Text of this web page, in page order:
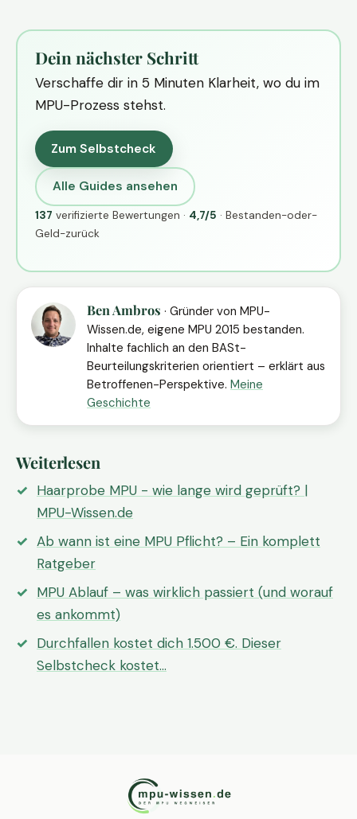
Dein nächster Schritt
Verschaffe dir in 5 Minuten Klarheit, wo du im
MPU-Prozess stehst.
Zum Selbstcheck
Alle Guides ansehen
137 verifizierte Bewertungen · 4,7/5 · Bestanden-oder-
Geld-zurück
Ben Ambros · Gründer von MPU-
Wissen.de, eigene MPU 2015 bestanden.
Inhalte fachlich an den BASt-
Beurteilungskriterien orientiert – erklärt aus
Betroffenen-Perspektive. Meine
Geschichte
Weiterlesen
Haarprobe MPU - wie lange wird geprüft? |
MPU-Wissen.de
Ab wann ist eine MPU Pflicht? – Ein komplett
Ratgeber
MPU Ablauf – was wirklich passiert (und worauf
es ankommt)
Durchfallen kostet dich 1.500 €. Dieser
Selbstcheck kostet…